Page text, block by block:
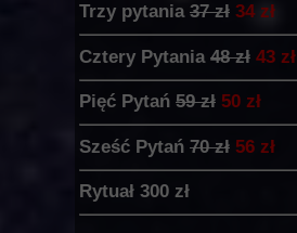
Trzy pytania 37 zł 34 zł
Cztery Pytania 48 zł 43 zł
Pięć Pytań 59 zł 50 zł
Sześć Pytań 70 zł 56 zł
Rytuał 300 zł